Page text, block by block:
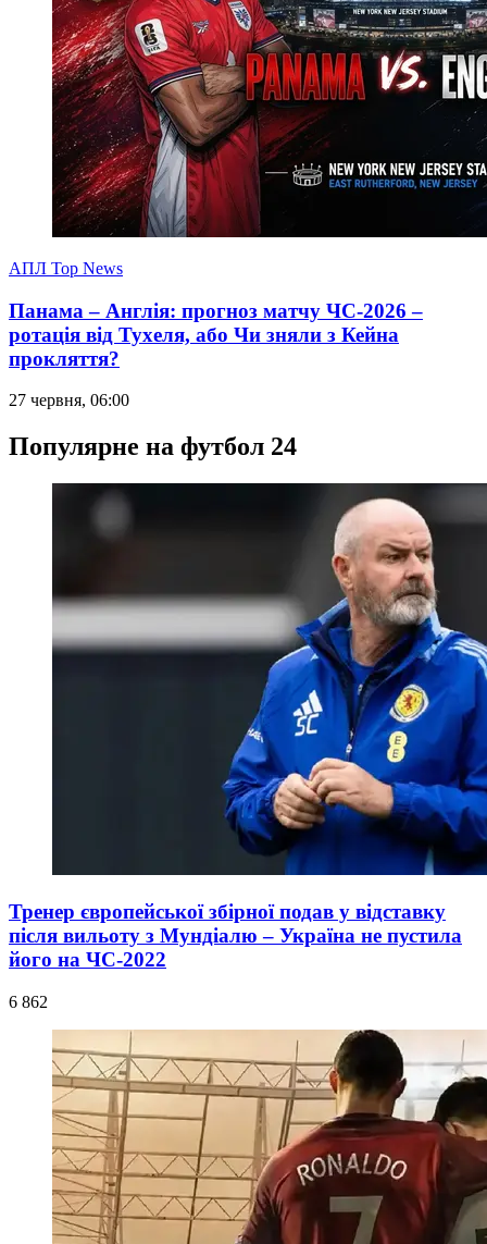
АПЛ Top News
Панама – Англія: прогноз матчу ЧС-2026 –
ротація від Тухеля, або Чи зняли з Кейна
прокляття?
27 червня, 06:00
Популярне на футбол 24
Тренер європейської збірної подав у відставку
після вильоту з Мундіалю – Україна не пустила
його на ЧС-2022
6 862